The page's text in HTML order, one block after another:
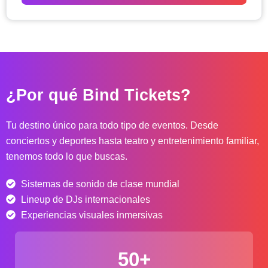
d
p
c
i
s
:
d
d
$
¿Por qué Bind Tickets?
Tu destino único para todo tipo de eventos. Desde
conciertos y deportes hasta teatro y entretenimiento familiar,
tenemos todo lo que buscas.
Sistemas de sonido de clase mundial
Lineup de DJs internacionales
Experiencias visuales inmersivas
50+